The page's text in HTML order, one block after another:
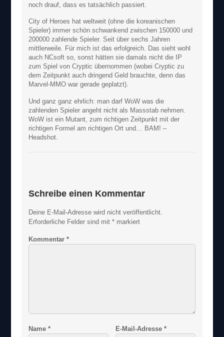
noch drauf, dass es tatsächlich passiert.
City of Heroes hat weltweit (ohne die koreanischen
Spieler) immer schön schwankend zwischen 150000 und
200000 zahlende Spieler. Seit über sechs Jahren
mittlerweile. Für mich ist das erfolgreich. Das sieht wohl
auch NCsoft so, sonst hätten sie damals nicht die IP
zum Spiel von Cryptic übernommen (wobei Cryptic zu
dem Zeitpunkt auch dringend Geld brauchte, denn das
Marvel-MMO war gerade geplatzt).
Und ganz ganz ehrlich: man darf WoW was die
zahlenden Spieler angeht nicht als Massstab nehmen.
WoW ist ein Mutant, zum richtigen Zeitpunkt mit der
richtigen Formel am richtigen Ort und… BAM! –
Headshot.
Schreibe einen Kommentar
Deine E-Mail-Adresse wird nicht veröffentlicht.
Erforderliche Felder sind mit* markiert
Kommentar*
Name* E-Mail-Adresse *